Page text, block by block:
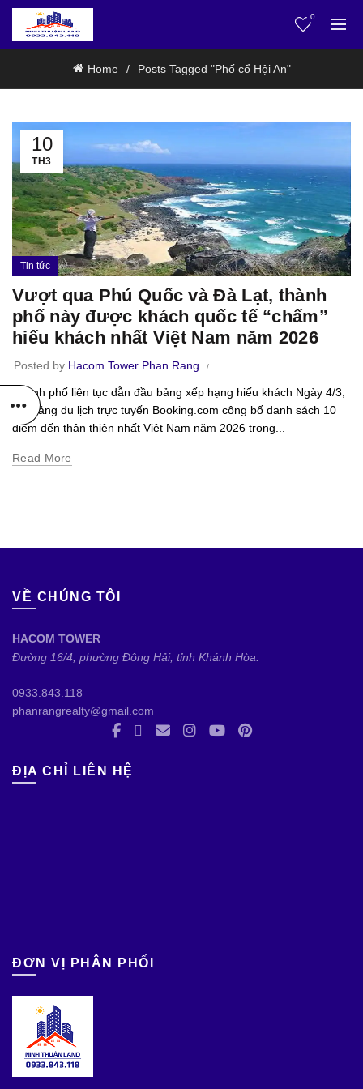
0
Home Posts Tagged "Phố cổ Hội An"
10
TH3
Tin tức
Vượt qua Phú Quốc và Đà Lạt, thành
phố này được khách quốc tế “chấm”
hiếu khách nhất Việt Nam năm 2026
Posted by Hacom Tower Phan Rang
Thành phố liên tục dẫn đầu bảng xếp hạng hiếu khách Ngày 4/3,
nền tảng du lịch trực tuyến Booking.com công bố danh sách 10
điểm đến thân thiện nhất Việt Nam năm 2026 trong...
Read More
VỀ CHÚNG TÔI
HACOM TOWER
Đường 16/4, phường Đông Hải, tỉnh Khánh Hòa.
0933.843.118
phanrangrealty@gmail.com
ĐỊA CHỈ LIÊN HỆ
ĐƠN VỊ PHÂN PHỐI